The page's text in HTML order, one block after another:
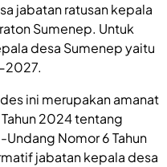
jabatan ratusan kepala
Sumenep. Untuk
desa Sumenep yaitu
2027.
ini merupakan amanat
2024 tentang
Nomor 6 Tahun
jabatan kepala desa